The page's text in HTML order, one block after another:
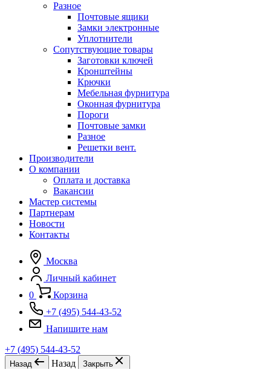
Разное
Почтовые ящики
Замки электронные
Уплотнители
Сопутствующие товары
Заготовки ключей
Кронштейны
Крючки
Мебельная фурнитура
Оконная фурнитура
Пороги
Почтовые замки
Разное
Решетки вент.
Производители
О компании
Оплата и доставка
Вакансии
Мастер системы
Партнерам
Новости
Контакты
Москва
Личный кабинет
0
Корзина
+7 (495) 544-43-52
Напишите нам
+7 (495) 544-43-52
Назад Назад Закрыть